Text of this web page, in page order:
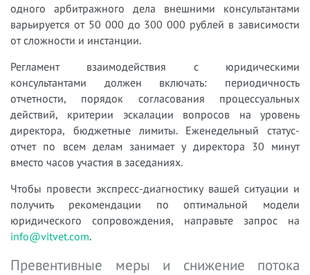
одного арбитражного дела внешними консультантами
варьируется от 50 000 до 300 000 рублей в зависимости
от сложности и инстанции.
Регламент взаимодействия с юридическими
консультантами должен включать: периодичность
отчетности, порядок согласования процессуальных
действий, критерии эскалации вопросов на уровень
директора, бюджетные лимиты. Еженедельный статус-
отчет по всем делам занимает у директора 30 минут
вместо часов участия в заседаниях.
Чтобы провести экспресс-диагностику вашей ситуации и
получить рекомендации по оптимальной модели
юридического сопровождения, направьте запрос на
info@vitvet.com.
Превентивные меры и снижение потока